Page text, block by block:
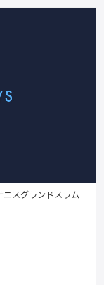
ニスグランドスラム